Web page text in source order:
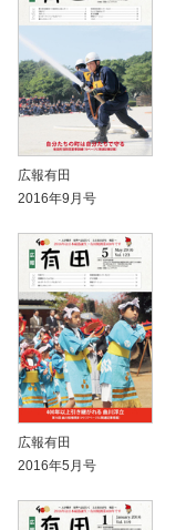
広報有田
2016年9月号
広報有田
2016年5月号